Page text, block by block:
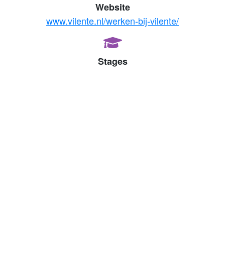
Website
www.vilente.nl/werken-bij-vilente/
Stages